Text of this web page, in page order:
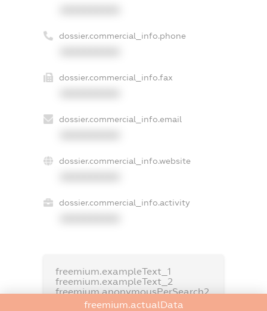
dossier.commercial_info.phone
dossier.commercial_info.fax
dossier.commercial_info.email
dossier.commercial_info.website
dossier.commercial_info.activity
freemium.exampleText_1
freemium.exampleText_2
freemium.anonymousPerSearch2
freemium.actualData